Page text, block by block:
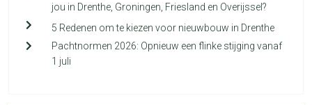
jou in Drenthe, Groningen, Friesland en Overijssel?
5 Redenen om te kiezen voor nieuwbouw in Drenthe
Pachtnormen 2026: Opnieuw een flinke stijging vanaf
1 juli